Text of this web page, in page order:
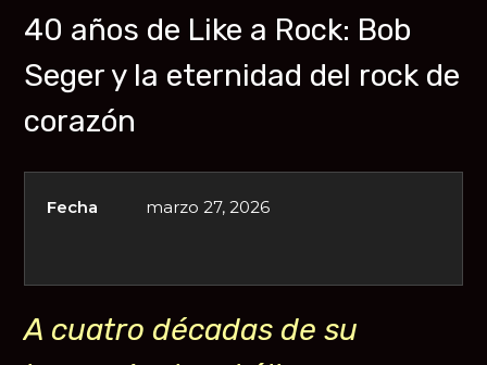
40 años de Like a Rock: Bob
Seger y la eternidad del rock de
corazón
Fecha marzo 27, 2026
A cuatro décadas de su